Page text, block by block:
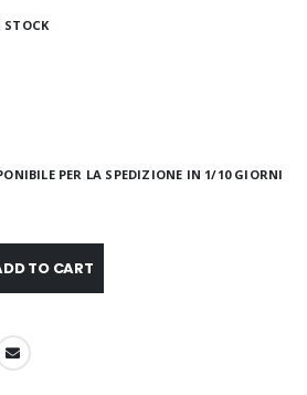
STOCK
PER LA SPEDIZIONE IN 1/10 GIORNI
TO CART